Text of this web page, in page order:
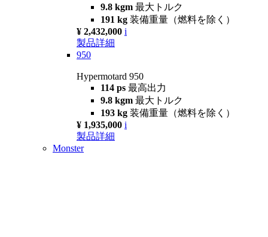
9.8 kgm 最大トルク
191 kg 装備重量（燃料を除く）
¥ 2,432,000 i
製品詳細
950
Hypermotard 950
114 ps 最高出力
9.8 kgm 最大トルク
193 kg 装備重量（燃料を除く）
¥ 1,935,000 i
製品詳細
Monster